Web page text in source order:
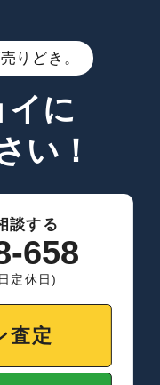
りどき。
イに
い！
談する
658
定休日)
査定